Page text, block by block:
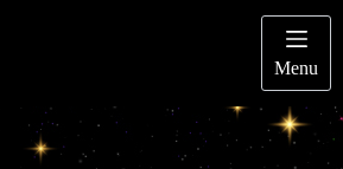
Menu